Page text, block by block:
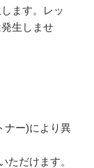
ます。レッ
生しませ
ナー)により異
ただけます。